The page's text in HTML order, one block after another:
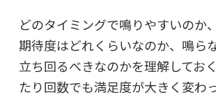
どのタイミングで鳴りやすいのか
期待度はどれくらいなのか、鳴ら
立ち回るべきなのかを理解してお
たり回数でも満足度が大きく変わ